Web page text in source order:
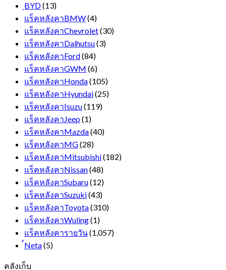
ฺBYD(13)
แร็คหลังคาBMW(4)
แร็คหลังคาChevrolet(30)
แร็คหลังคาDaihutsu(3)
แร็คหลังคาFord(84)
แร็คหลังคาGWM (6)
แร็คหลังคาHonda(105)
แร็คหลังคาHyundai(25)
แร็คหลังคาIsuzu(119)
แร็คหลังคาJeep(1)
แร็คหลังคาMazda(40)
แร็คหลังคาMG(28)
แร็คหลังคาMitsubishi(182)
แร็คหลังคาNissan(48)
แร็คหลังคาSubaru(12)
แร็คหลังคาSuzuki(43)
แร็คหลังคาToyota(310)
แร็คหลังคาWuling(1)
แร็คหลังคารายวัน(1,057)
์Neta(5)
คลังเก็บ